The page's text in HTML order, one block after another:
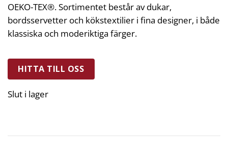
OEKO-TEX®. Sortimentet består av dukar,
bordsservetter och kökstextilier i fina designer, i både
klassiska och moderiktiga färger.
HITTA TILL OSS
Slut i lager